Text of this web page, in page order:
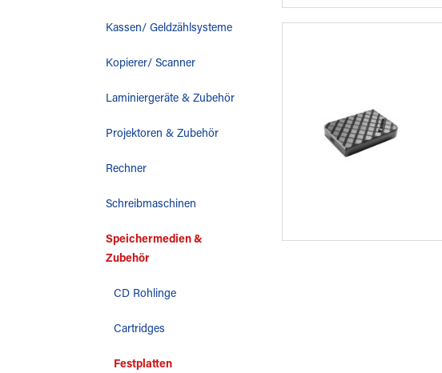
Kassen/ Geldzählsysteme
Kopierer/ Scanner
Laminiergeräte & Zubehör
Projektoren & Zubehör
Rechner
Schreibmaschinen
Speichermedien &
Zubehör
CD Rohlinge
Cartridges
Festplatten